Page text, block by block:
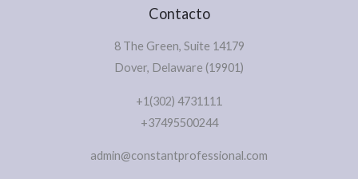
Contacto
8 The Green, Suite 14179
Dover, Delaware (19901)
+1(302) 4731111
+37495500244
admin@constantprofessional.com